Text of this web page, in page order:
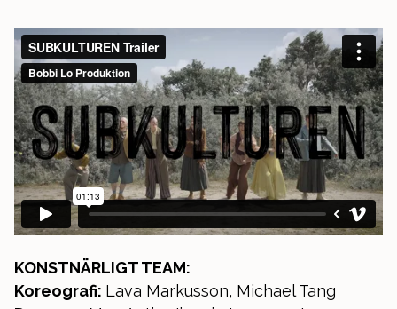
KONSTNÄRLIGT TEAM:
Koreografi: Lava Markusson, Michael Tang